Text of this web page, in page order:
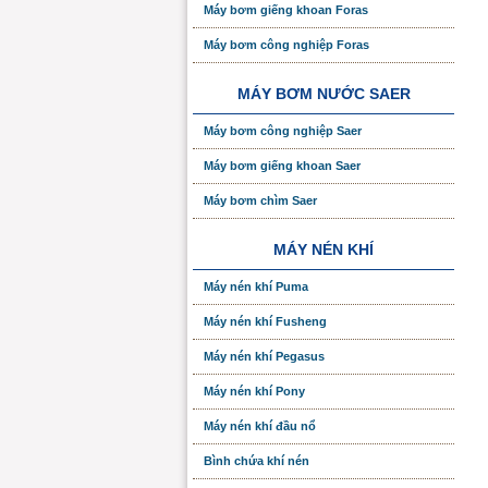
Máy bơm giếng khoan Foras
Máy bơm công nghiệp Foras
MÁY BƠM NƯỚC SAER
Máy bơm công nghiệp Saer
Máy bơm giếng khoan Saer
Máy bơm chìm Saer
MÁY NÉN KHÍ
Máy nén khí Puma
Máy nén khí Fusheng
Máy nén khí Pegasus
Máy nén khí Pony
Máy nén khí đầu nổ
Bình chứa khí nén